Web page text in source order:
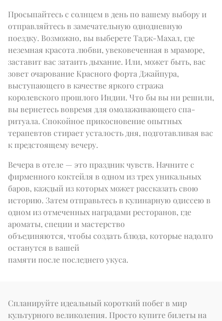
Просыпайтесь с солнцем в день по вашему выбору и
отправляйтесь в замечательную однодневную
поездку. Возможно, вы выберете Тадж-Махал, где
неземная красота любви, увековеченная в мраморе,
заставит вас затаить дыхание. Или, может быть, вас
зовет очарование Красного форта Джайпура,
выступающего в качестве яркого стража
королевского прошлого Индии. Что бы вы ни решили,
вы вернетесь вовремя для омолаживающего спа-
ритуала. Спокойное прикосновение опытных
терапевтов стирает усталость дня, подготавливая вас
к предстоящему вечеру.
Вечера в отеле — это праздник чувств. Начните с
фирменного коктейля в одном из трех уникальных
баров, каждый из которых может рассказать свою
историю. Затем отправьтесь в кулинарную одиссею в
одном из отмеченных наградами ресторанов, где
ароматы, специи и мастерство
объединяются, чтобы создать блюда, которые надолго
останутся в вашей
памяти после последнего укуса.
Спланируйте идеальный короткий побег в мир
культурного великолепия. Просто купите билеты на